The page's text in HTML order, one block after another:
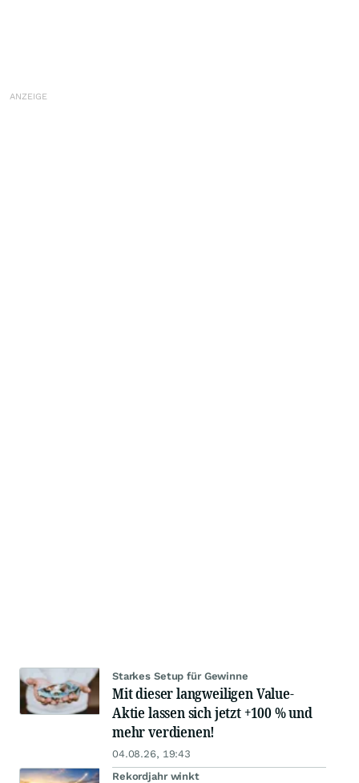
Starkes Setup für Gewinne
Mit dieser langweiligen Value-
Aktie lassen sich jetzt +100 % und
mehr verdienen!
04.08.26, 19:43
Rekordjahr winkt